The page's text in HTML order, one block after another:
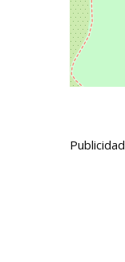
Publicidad